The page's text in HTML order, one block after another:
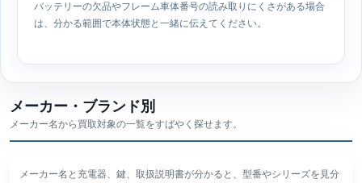
バッテリーの欠品やフレーム車体番号の読み取りにくさがある場合
は、分かる範囲で本体状態と一緒に伝えてください。
メーカー・ブランド別
メーカー名から買取対象の一覧をすばやく探せます。
メーカー名と充電器、鍵、取扱説明書が分かると、型番やシリーズを見分